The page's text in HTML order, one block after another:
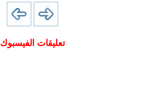
تعليقات الفيسبوك